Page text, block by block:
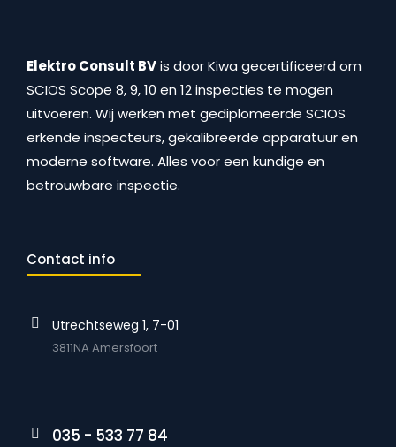
Elektro Consult BVis door Kiwa gecertificeerd om
SCIOS Scope 8, 9, 10 en 12 inspecties te mogen
uitvoeren. Wij werken met gediplomeerde SCIOS
erkende inspecteurs, gekalibreerde apparatuur en
moderne software. Alles voor een kundige en
betrouwbare inspectie.
Contact info
Utrechtseweg 1, 7-01
3811NA Amersfoort
035 - 533 77 84